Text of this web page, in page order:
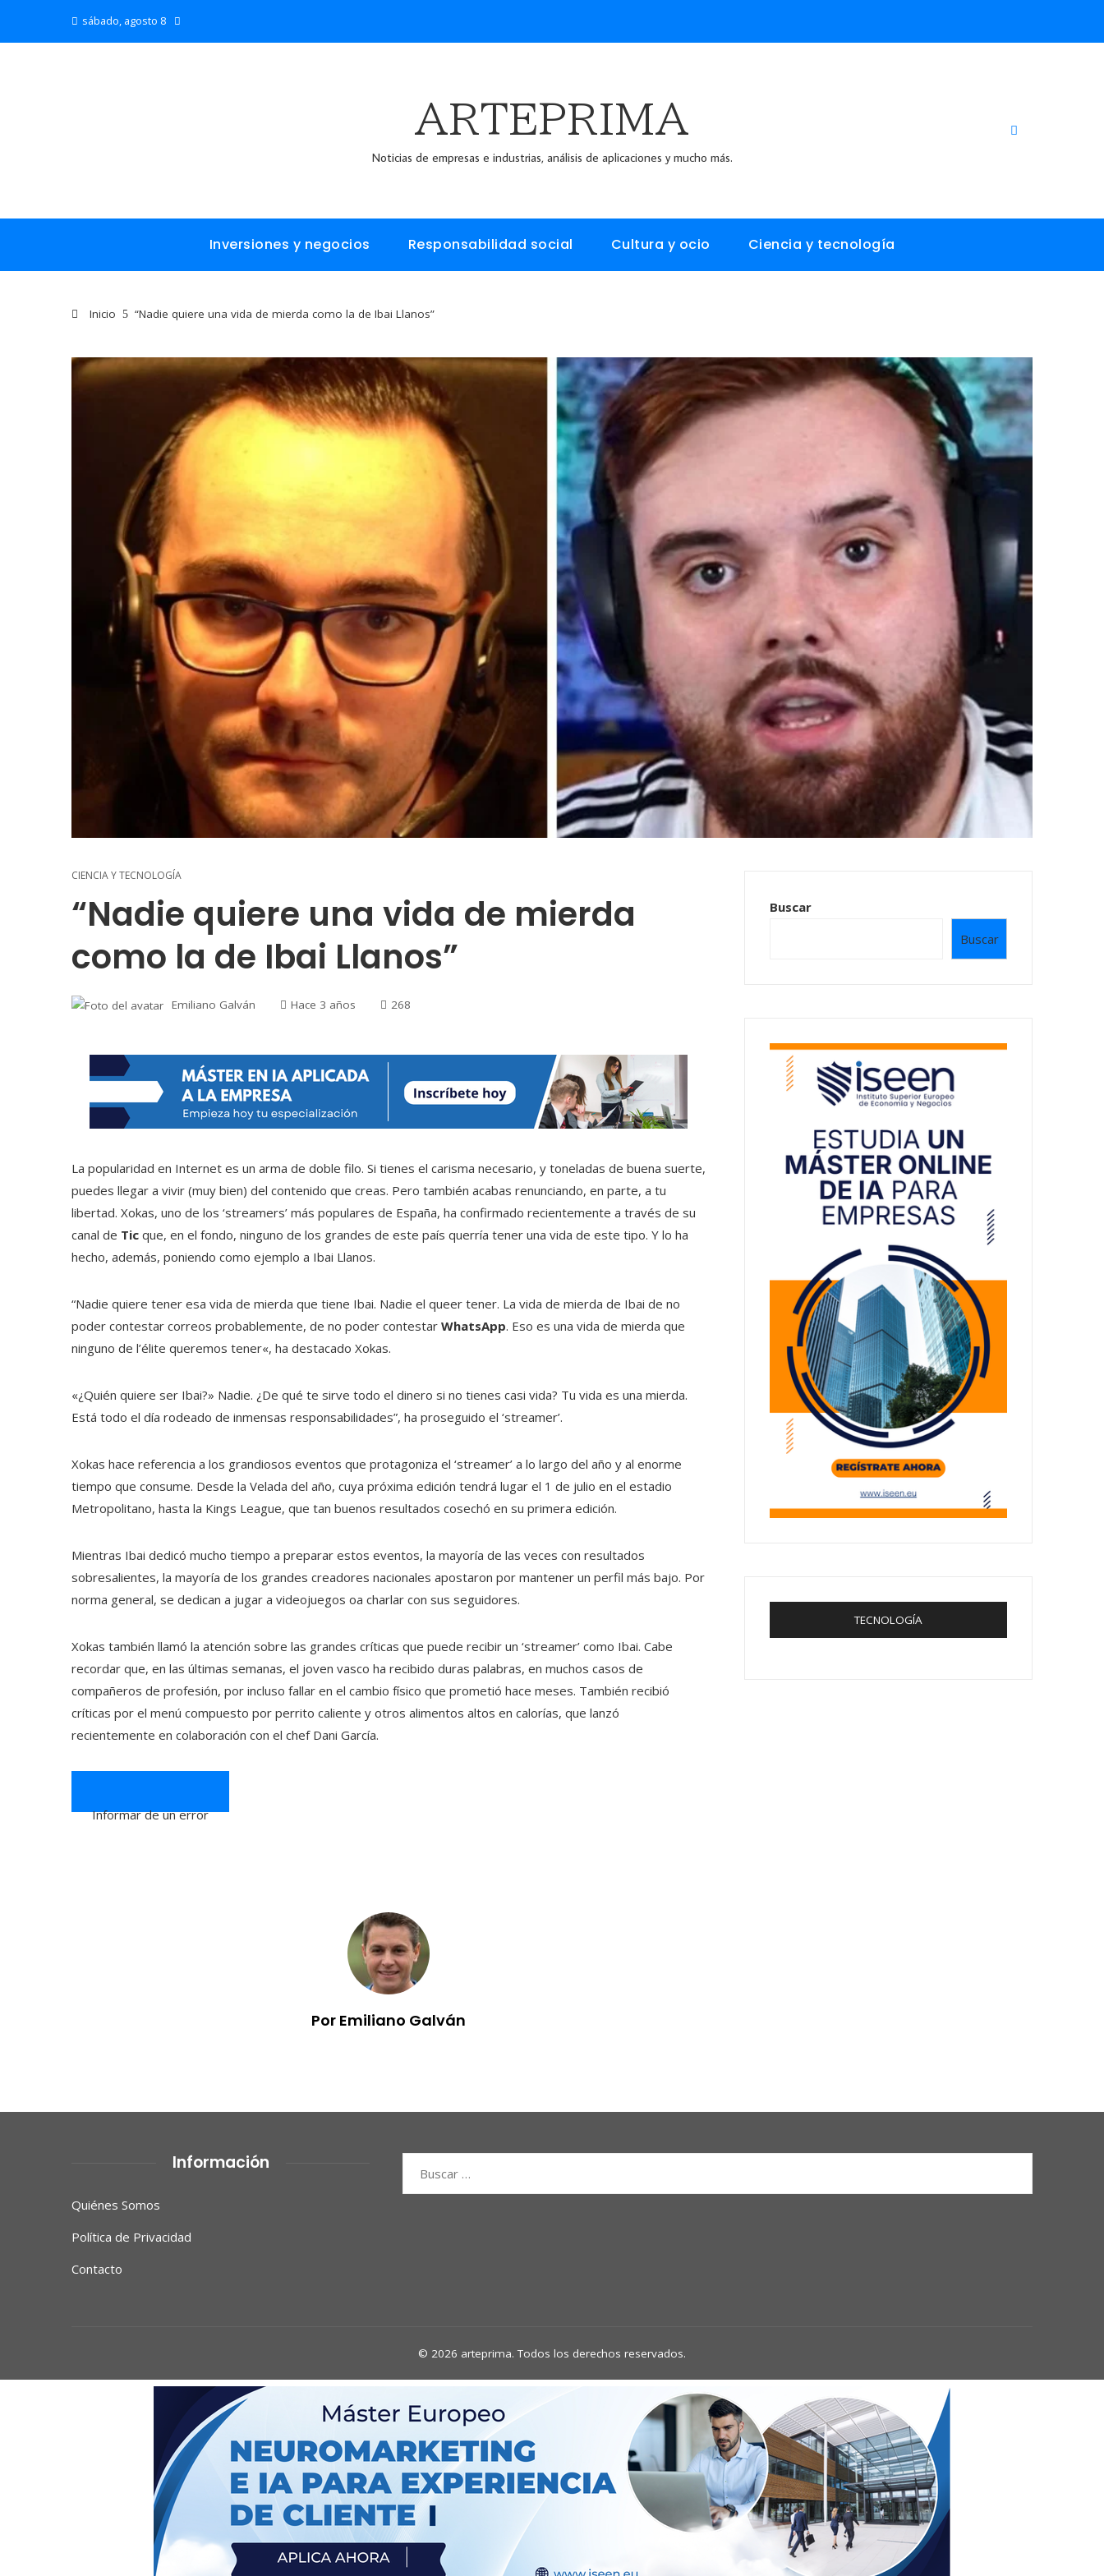
sábado, agosto 8
ARTEPRIMA
Noticias de empresas e industrias, análisis de aplicaciones y mucho más.
Inversiones y negocios Responsabilidad social Cultura y ocio Ciencia y tecnología
Inicio “Nadie quiere una vida de mierda como la de Ibai Llanos”
CIENCIA Y TECNOLOGÍA
“Nadie quiere una vida de mierda
como la de Ibai Llanos”
Emiliano Galván Hace 3 años 268
La popularidad en Internet es un arma de doble filo. Si tienes el carisma necesario, y toneladas de buena suerte,
puedes llegar a vivir (muy bien) del contenido que creas. Pero también acabas renunciando, en parte, a tu
libertad. Xokas, uno de los ‘streamers’ más populares de España, ha confirmado recientemente a través de su
canal de Tic que, en el fondo, ninguno de los grandes de este país querría tener una vida de este tipo. Y lo ha
hecho, además, poniendo como ejemplo a Ibai Llanos.
“Nadie quiere tener esa vida de mierda que tiene Ibai. Nadie el queer tener. La vida de mierda de Ibai de no
poder contestar correos probablemente, de no poder contestar WhatsApp. Eso es una vida de mierda que
ninguno de l’élite queremos tener«, ha destacado Xokas.
«¿Quién quiere ser Ibai?» Nadie. ¿De qué te sirve todo el dinero si no tienes casi vida? Tu vida es una mierda.
Está todo el día rodeado de inmensas responsabilidades”, ha proseguido el ‘streamer’.
Xokas hace referencia a los grandiosos eventos que protagoniza el ‘streamer’ a lo largo del año y al enorme
tiempo que consume. Desde la Velada del año, cuya próxima edición tendrá lugar el 1 de julio en el estadio
Metropolitano, hasta la Kings League, que tan buenos resultados cosechó en su primera edición.
Mientras Ibai dedicó mucho tiempo a preparar estos eventos, la mayoría de las veces con resultados
sobresalientes, la mayoría de los grandes creadores nacionales apostaron por mantener un perfil más bajo. Por
norma general, se dedican a jugar a videojuegos oa charlar con sus seguidores.
Xokas también llamó la atención sobre las grandes críticas que puede recibir un ‘streamer’ como Ibai. Cabe
recordar que, en las últimas semanas, el joven vasco ha recibido duras palabras, en muchos casos de
compañeros de profesión, por incluso fallar en el cambio físico que prometió hace meses. También recibió
críticas por el menú compuesto por perrito caliente y otros alimentos altos en calorías, que lanzó
recientemente en colaboración con el chef Dani García.
Informar de un error
Por Emiliano Galván
Buscar
Buscar
TECNOLOGÍA
Información
Quiénes Somos
Política de Privacidad
Contacto
© 2026 arteprima. Todos los derechos reservados.